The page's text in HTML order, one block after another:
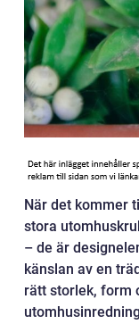
När det kommer
stora
– de är
känslan av en
rätt storlek, form